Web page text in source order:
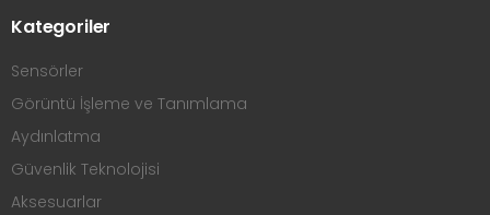
Kategoriler
Sensörler
Görüntü İşleme ve Tanımlama
Aydınlatma
Güvenlik Teknolojisi
Aksesuarlar